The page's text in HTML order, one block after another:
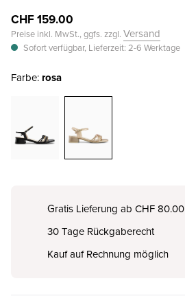
CHF 159.00
Preise inkl. MwSt., ggfs. zzgl. Versand
Sofort verfügbar, Lieferzeit: 2-6 Werktage
Farbe: rosa
Gratis Lieferung ab CHF 80.00
30 Tage Rückgaberecht
Kauf auf Rechnung möglich